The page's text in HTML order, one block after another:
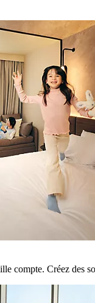
compte. Créez des